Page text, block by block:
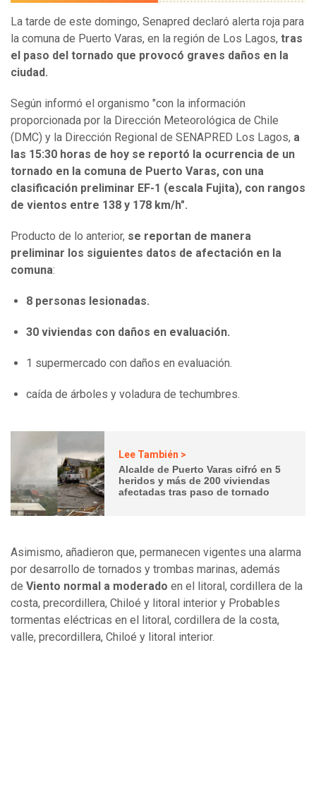
La tarde de este domingo, Senapred declaró alerta roja para
la comuna de Puerto Varas, en la región de Los Lagos, tras
el paso del tornado que provocó graves daños en la
ciudad.
Según informó el organismo "con la información
proporcionada por la Dirección Meteorológica de Chile
(DMC) y la Dirección Regional de SENAPRED Los Lagos, a
las 15:30 horas de hoy se reportó la ocurrencia de un
tornado en la comuna de Puerto Varas, con una
clasificación preliminar EF-1 (escala Fujita), con rangos
de vientos entre 138 y 178 km/h".
Producto de lo anterior, se reportan de manera
preliminar los siguientes datos de afectación en la
comuna:
8 personas lesionadas.
30 viviendas con daños en evaluación.
1 supermercado con daños en evaluación.
caída de árboles y voladura de techumbres.
Lee También >
Alcalde de Puerto Varas cifró en 5
heridos y más de 200 viviendas
afectadas tras paso de tornado
Asimismo, añadieron que, permanecen vigentes una alarma
por desarrollo de tornados y trombas marinas, además
de Viento normal a moderado en el litoral, cordillera de la
costa, precordillera, Chiloé y litoral interior y Probables
tormentas eléctricas en el litoral, cordillera de la costa,
valle, precordillera, Chiloé y litoral interior.